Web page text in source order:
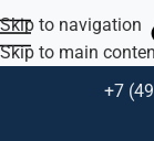
Skip to navigation
Skip to main
+7